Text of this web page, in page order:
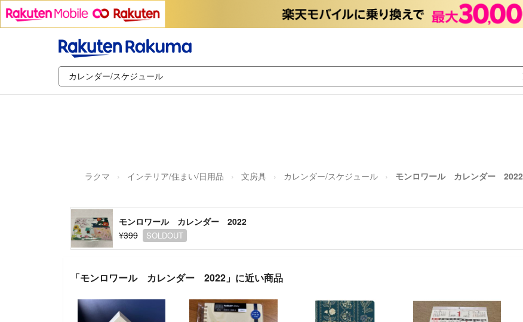
ラクマ インテリア/住まい/日用品 文房具 カレンダー/スケジュール モンロワール カレンダー 2022
モンロワール カレンダー 2022
¥399
SOLDOUT
「モンロワール カレンダー 2022」に近い商品